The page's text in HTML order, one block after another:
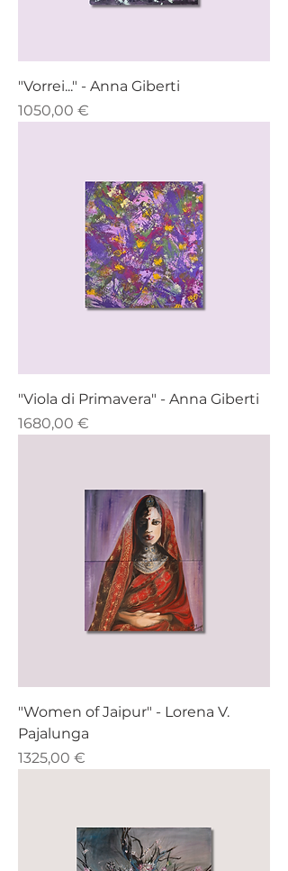
"Vorrei..." - Anna Giberti
Prezzo
1050,00 €
"Viola di Primavera" - Anna Giberti
Prezzo
1680,00 €
"Women of Jaipur" - Lorena V.
Pajalunga
Prezzo
1325,00 €